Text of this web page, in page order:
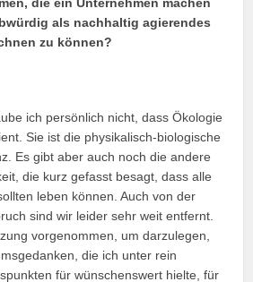
die ein Unternehmen machen
als nachhaltig agierendes
zu können?
ich persönlich nicht, dass Ökologie
Sie ist die physikalisch-biologische
Es gibt aber auch noch die andere
die kurz gefasst besagt, dass alle
leben können. Auch von der
sind wir leider sehr weit entfernt.
vorgenommen, um darzulegen,
die ich unter rein
für wünschenswert hielte, für